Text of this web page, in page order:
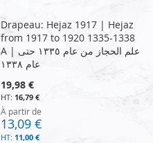
Drapeau: Hejaz 1917 | Hejaz
from 1917 to 1920 1335-1338
A | علم الحجاز من عام ١٣٣٥ حتى
عام ١٣٣٨
19,98 €
16,79 €
À partir de
13,09 €
11,00 €